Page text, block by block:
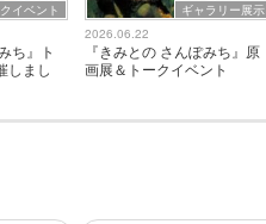
イベント
ち』ト
しまし
ギャラリー展示
2026.06.22
『きみとの さんぽみち』原
画展＆トークイベント